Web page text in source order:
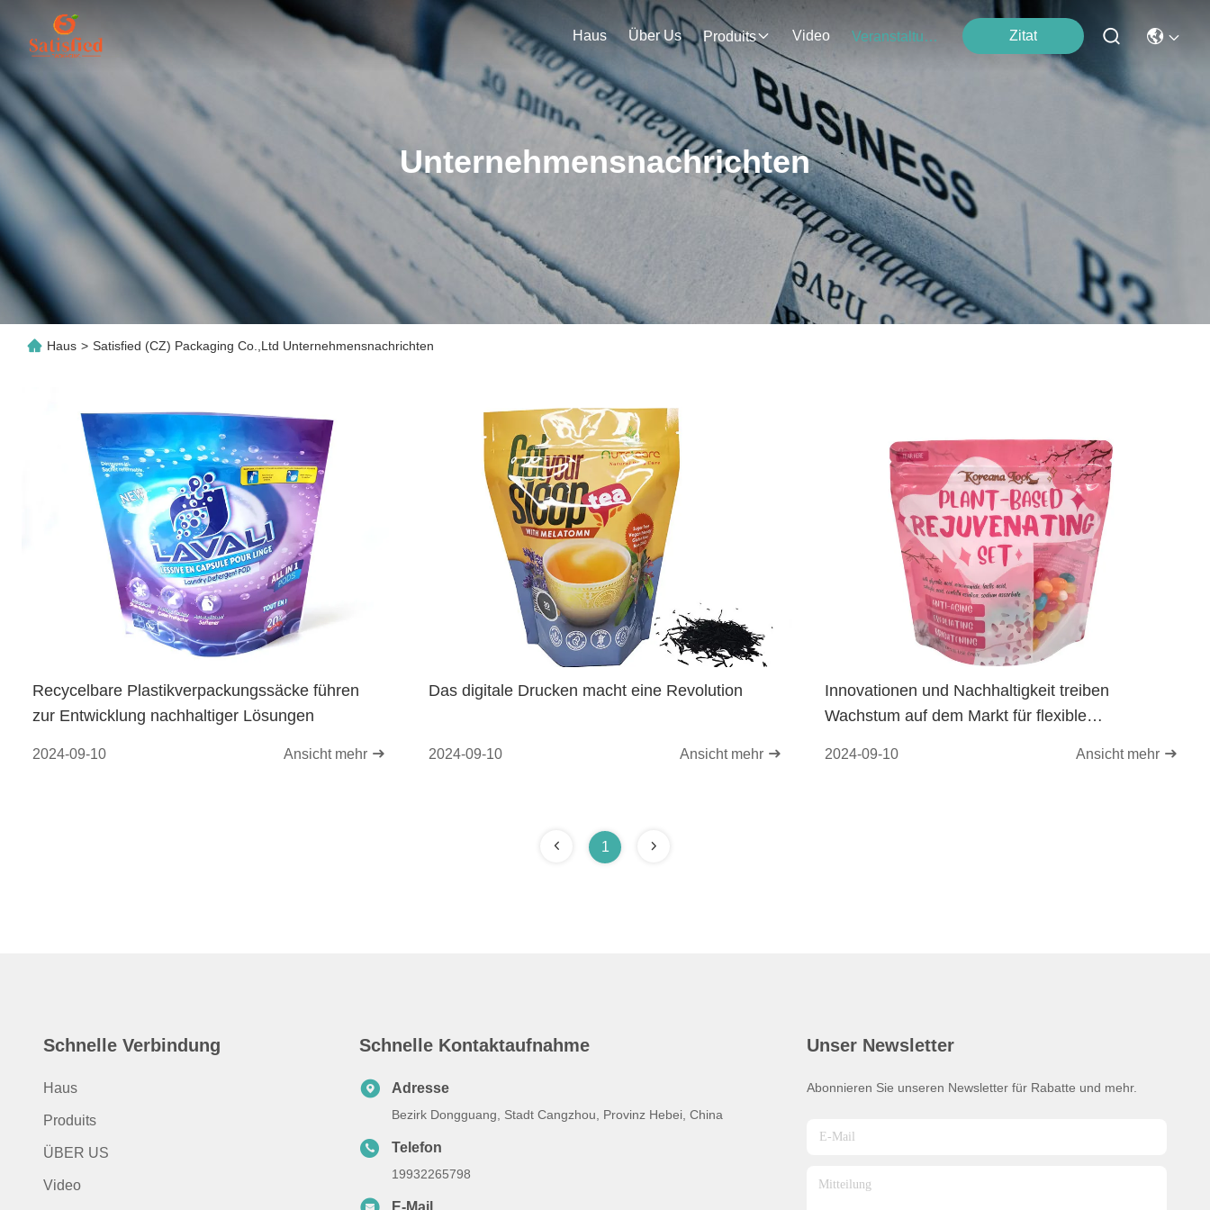
Haus Über Us Produits Video Veranstaltungen Zitat
Unternehmensnachrichten
Haus > Satisfied (CZ) Packaging Co.,Ltd Unternehmensnachrichten
Recycelbare Plastikverpackungssäcke führen
zur Entwicklung nachhaltiger Lösungen
2024-09-10 Ansicht mehr
Das digitale Drucken macht eine Revolution
2024-09-10 Ansicht mehr
Innovationen und Nachhaltigkeit treiben
Wachstum auf dem Markt für flexible
2024-09-10 Ansicht mehr
1
Schnelle Verbindung
Haus
Produits
ÜBER US
Video
Schnelle Kontaktaufnahme
Adresse
Bezirk Dongguang, Stadt Cangzhou, Provinz Hebei, China
Telefon
19932265798
E-Mail
Unser Newsletter
Abonnieren Sie unseren Newsletter für Rabatte und mehr.